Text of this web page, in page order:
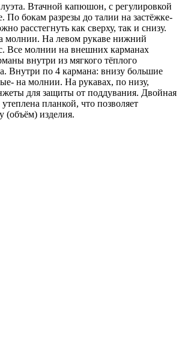
Втачной капюшон, с регулировкой
По бокам разрезы до талии на застёжке-
расстегнуть как сверху, так и снизу.
молнии. На левом рукаве нижний
Все молнии на внешних карманах
внутри из мягкого тёплого
Внутри по 4 кармана: внизу большие
на молнии. На рукавах, по низу,
для защиты от поддувания. Двойная
планкой, что позволяет
(объём) изделия.